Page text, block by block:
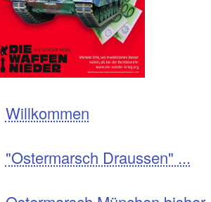
Navigation
Willkommen
"Ostermarsch Draussen" ...